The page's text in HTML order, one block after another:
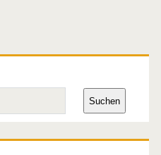
Suchen